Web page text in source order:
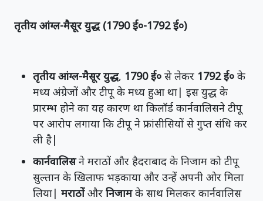
तृतीय आंग्ल-मैसूर युद्ध (1790 ई०-1792 ई०)
तृतीय आंग्ल-मैसूर युद्ध, 1790 ई० से लेकर 1792 ई० के
मध्य अंग्रेजों और टीपू के मध्य हुआ था| इस युद्ध के
प्रारम्भ होने का यह कारण था किलॉर्ड कार्नवालिसने टीपू
पर आरोप लगाया कि टीपू ने फ्रांसीसियों से गुप्त संधि कर
ली है|
कार्नवालिसने मराठों और हैदराबाद के निजाम को टीपू
सुल्तान के खिलाफ भड़काया और उन्हें अपनी ओर मिला
लिया| मराठोंऔर निजामके साथ मिलकर कार्नवालिस